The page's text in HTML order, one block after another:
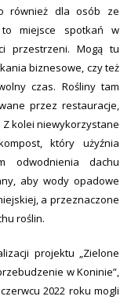
również dla osób ze
to miejsce spotkań w
przestrzeni. Mogą tu
biznesowe, czy też
czas. Rośliny tam
przez restauracje,
kolei niewykorzystane
który użyźnia
odwodnienia dachu
aby wody opadowe
a przeznaczone
roślin.
projektu „Zielone
w Koninie”,
2022 roku mogli